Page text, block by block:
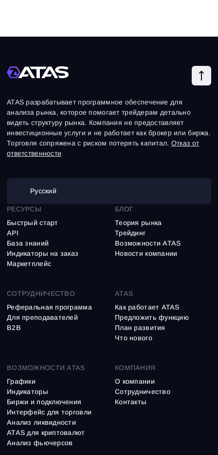
ATAS разрабатывает программное обеспечение для
анализа рынка, которое помогает трейдерам детально
видеть структуру рынка. Компания не предоставляет
инвестиционные услуги и не работает как брокер или биржа.
Торговля сопряжена с риском потерять капитал. Отказ от
ответственности
Русский
ВОЗМОЖНОСТИ ATAS
Графики
Индикаторы
Биржи и подключения
Интерфейс для торговли
Анализ ликвидности
ATAS для криптовалют
Анализ фьючерсов
РЕСУРСЫ
Быстрый старт
API
База знаний
Индикаторы на заказ
Маркетплейс
БЛОГ
Теория рынка
Трейдинг
Возможности ATAS
Новости компании
СОТРУДНИЧЕСТВО
Реферальная программа
Для преподавателей
B2B
ATAS
Как работает ATAS
Предложить функцию
План развития
Что нового
КОМПАНИЯ
О компании
Сотрудничество
Контакты